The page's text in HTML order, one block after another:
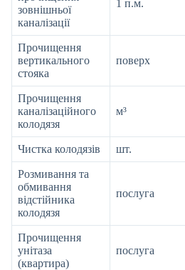
зовнішньої
каналізації
1 п.м.
Прочищення
вертикального
стояка
поверх
Прочищення
каналізаційного
колодязя
м³
Чистка колодязів шт.
Розмивання та
обмивання
відстійника
колодязя
послуга
Прочищення
унітаза
(квартира)
послуга